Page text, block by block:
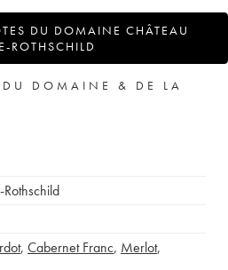
DU DOMAINE CHÂTEAU
ROTHSCHILD
DU DOMAINE & DE LA
, Cabernet Franc, Merlot,